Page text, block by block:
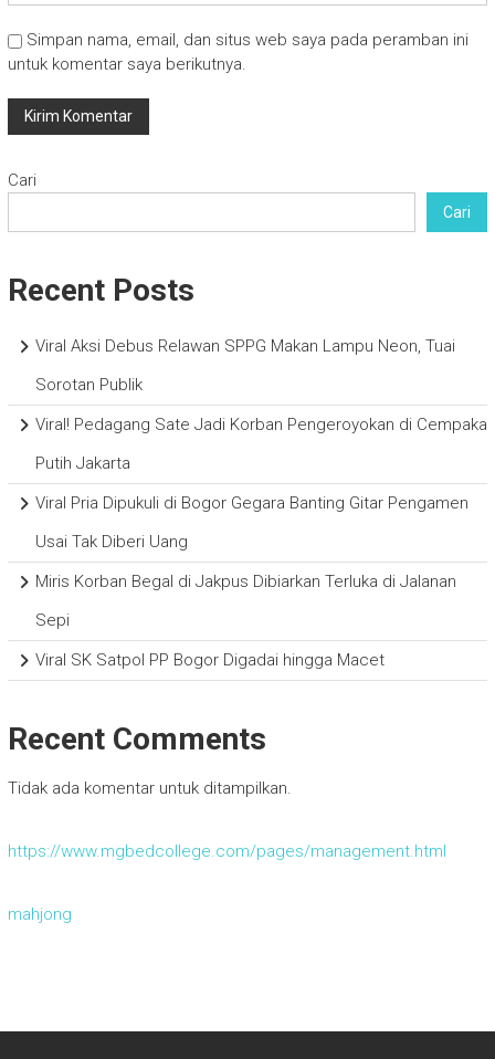
Simpan nama, email, dan situs web saya pada peramban ini
untuk komentar saya berikutnya.
Cari
Cari
Recent Posts
Viral Aksi Debus Relawan SPPG Makan Lampu Neon, Tuai
Sorotan Publik
Viral! Pedagang Sate Jadi Korban Pengeroyokan di Cempaka
Putih Jakarta
Viral Pria Dipukuli di Bogor Gegara Banting Gitar Pengamen
Usai Tak Diberi Uang
Miris Korban Begal di Jakpus Dibiarkan Terluka di Jalanan
Sepi
Viral SK Satpol PP Bogor Digadai hingga Macet
Recent Comments
Tidak ada komentar untuk ditampilkan.
https://www.mgbedcollege.com/pages/management.html
mahjong